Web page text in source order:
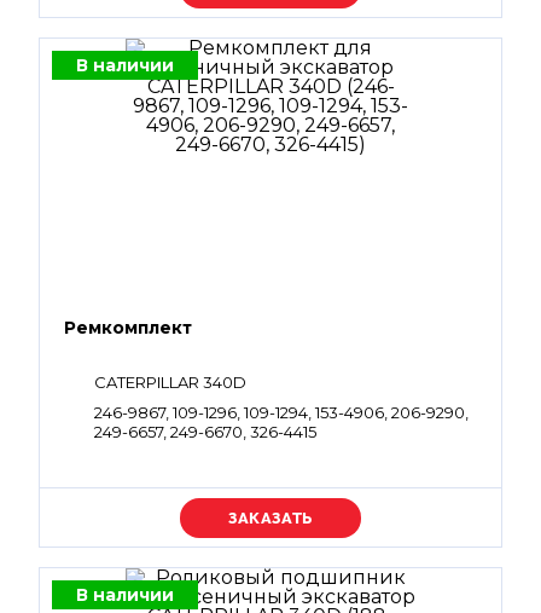
В наличии
Ремкомплект
CATERPILLAR 340D
246-9867, 109-1296, 109-1294, 153-4906, 206-9290,
249-6657, 249-6670, 326-4415
Уточняйте цену
В наличии